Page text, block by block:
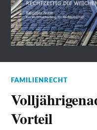
FAMILIENRECHT
Vorteil